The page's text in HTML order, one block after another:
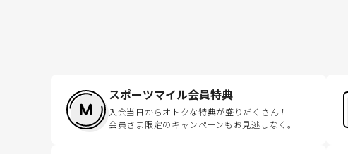
スポーツマイル会員特典
入会当日からオトクな特典が盛りだくさん！
会員さま限定のキャンペーンもお見逃しなく。